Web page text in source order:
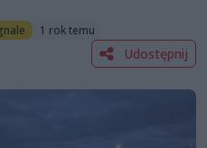
1 rok temu
Udostępnij